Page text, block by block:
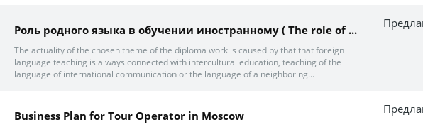
Роль родного языка в обучении иностранному ( The role of ...
The actuality of the chosen theme of the diploma work is caused by that that foreign
language teaching is always connected with intercultural education, teaching of the
language of international communication or the language of a neighboring...
Business Plan for Tour Operator in Moscow